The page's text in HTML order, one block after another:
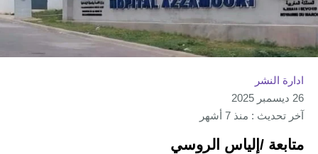
ادارة النشر
26 ديسمبر 2025
آخر تحديث : منذ 7 أشهر
متابعة /إلياس الروسي